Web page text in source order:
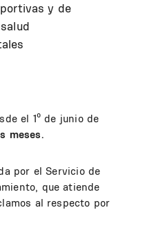
y de
el 1º de junio de
meses.
por el Servicio de
que atiende
al respecto por